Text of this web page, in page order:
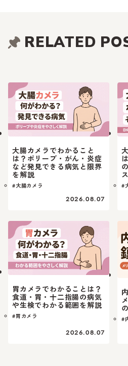
RELATED
大腸カメラでわかること
は？ポリープ・がん・炎症
など発見できる病気と限界
を解説
#大腸カメラ
2026.08.07
#
胃カメラでわかることは？
食道・胃・十二指腸の病気
や生検でわかる範囲を解説
#胃カメラ
2026.08.07
#